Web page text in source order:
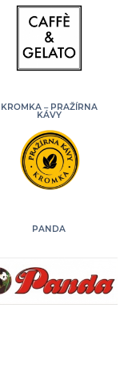
KROMKA – PRAŽÍRNA
KÁVY
PANDA